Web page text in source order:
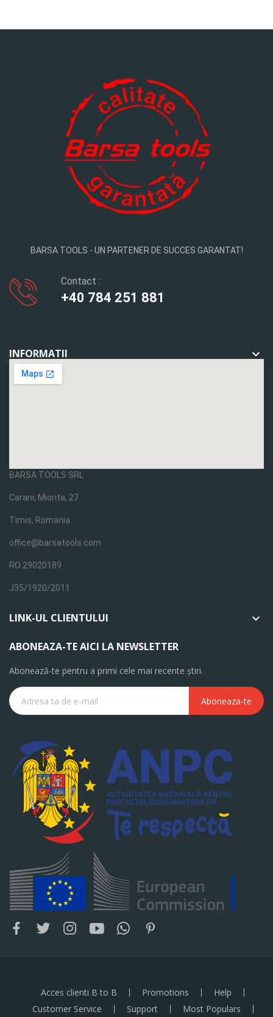
BARSA TOOLS - UN PARTENER DE SUCCES GARANTAT!
Contact :
+40 784 251 881
INFORMATII 
BARSA TOOLS SRL
Carani, Miorita, 27
Timis, Romania
office@barsatools.com
RO 29020189
J35/1920/2011
LINK-UL CLIENTULUI 
ABONEAZA-TE AICI LA NEWSLETTER
Abonează-te pentru a primi cele mai recente știri.
Aboneaza-te
Acces clienti B to B Promotions
Help
Customer Service
Support Most Populars